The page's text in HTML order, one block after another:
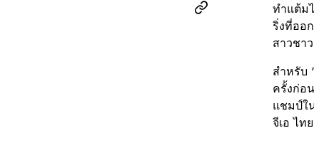
ทำแต้ม
ริ่งที่ออ
สาวชา
สำหรับ
ครั้งก่อ
แชมป์ใ
จีเอ ไท